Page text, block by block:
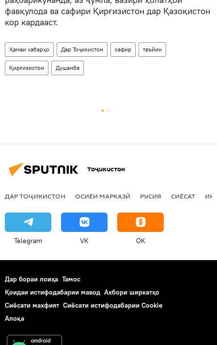
фавқулода ва сафири Қирғизистон дар Қазоқистон
кор кардааст.
Ҳамаи хабарҳо Дар Тоҷикистон сафир таъйин
Қирғизистон Душанбе
Тоҷикистон
ДАР ТОҶИКИСТОН ОСИЁИ МАРКАЗӢ РУСИЯ СИЁСАТ
Telegram VK OK
Дар бораи лоиҳа Тамос
Қоидаи истифодабарии мавод Ахбори ширкатҳо
Сиёсати махфият Сиёсати истифодабарии Cookie
Алоқа